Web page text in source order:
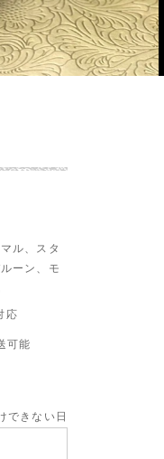
ル、スタ
ーン、モ
応
可能
できない日